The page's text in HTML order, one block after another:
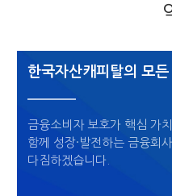
한국자산캐피탈의 모든
금융소비자 보호가 핵심 가
함께 성장·발전하는 금융회
다짐하겠습니다.